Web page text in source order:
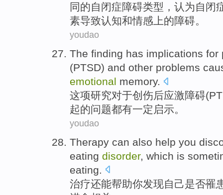
同的自闭症障碍类型， 认为 自闭
素导致认知和情感上的障碍。
youdao
The finding has implications for
(PTSD) and other problems
emotional memory.
这项研究对于创伤后应激障碍(
起的问题都有一定启示。
youdao
Therapy can also help you
eating disorder, which is
eating
治疗还能帮助你发现自己是否罹